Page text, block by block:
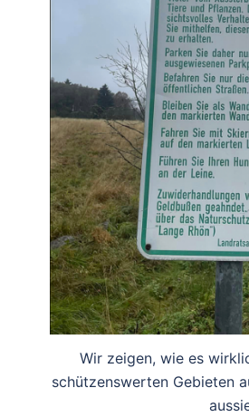
Wir zeigen, wie es
schützenswerten Gebieten